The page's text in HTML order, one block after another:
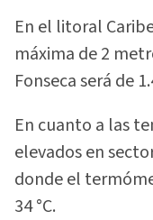
En el litoral
máxima de 2
Fonseca será de
En cuanto a las
elevados en
donde el
34 °C.